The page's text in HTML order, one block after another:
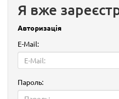
Я вже
Авторизація
E-Mail:
Пароль: